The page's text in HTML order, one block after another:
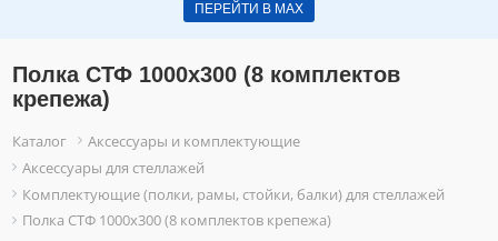
ПЕРЕЙТИ В МАХ
Полка СТФ 1000х300 (8 комплектов
крепежа)
Каталог
Аксессуары и комплектующие
Аксессуары для стеллажей
Комплектующие (полки, рамы, стойки, балки) для стеллажей
Полка СТФ 1000х300 (8 комплектов крепежа)